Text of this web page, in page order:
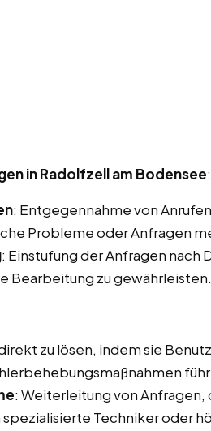
in Radolfzell am Bodensee:
: Entgegennahme von
Probleme oder Anfragen
: Einstufung der Anfragen nach
Bearbeitung zu gewährleisten.
zu lösen, indem sie
: Weiterleitung von
Techniker oder